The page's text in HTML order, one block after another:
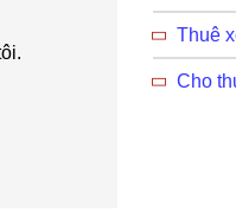
Thuê
Cho